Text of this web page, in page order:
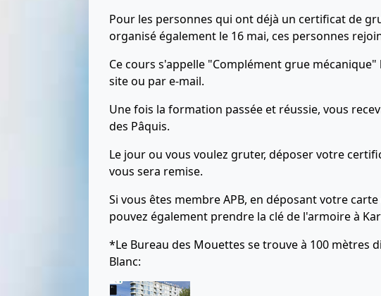
Pour les personnes qui ont déjà un certificat de
organisé également le 16 mai, ces personnes
Ce cours s'appelle "Complément grue
site ou par e-mail.
Une fois la formation passée et réussie, vous
des Pâquis.
Le jour ou vous voulez gruter, déposer votre
vous sera remise.
Si vous êtes membre APB, en déposant votre
pouvez également prendre la clé de l'armoire à
*Le Bureau des Mouettes se trouve à 100 mètres
Blanc: